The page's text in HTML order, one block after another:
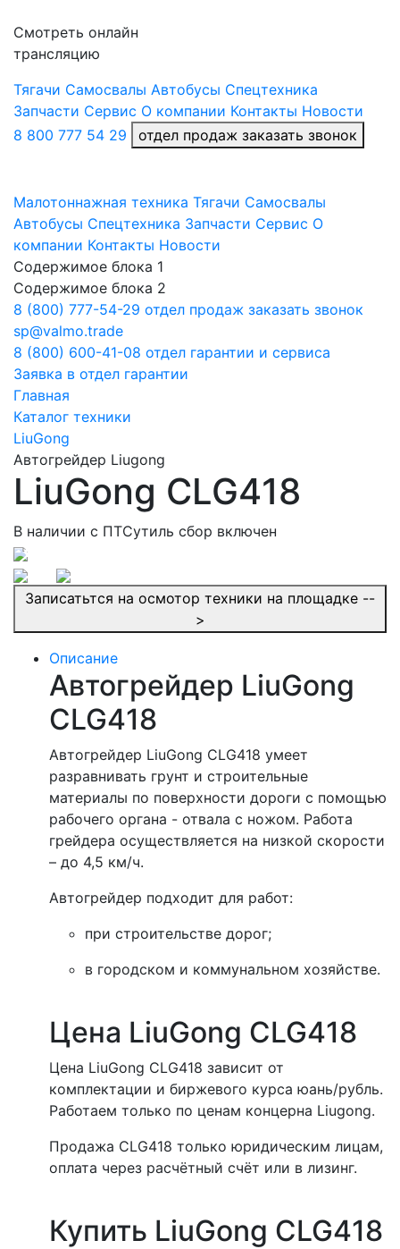
Смотреть онлайн
трансляцию
Тягачи Самосвалы Автобусы Спецтехника
Запчасти Сервис О компании Контакты Новости
8 800 777 54 29
отдел продаж заказать звонок
Малотоннажная техника Тягачи Самосвалы
Автобусы Спецтехника Запчасти Сервис О
компании Контакты Новости
Содержимое блока 1
Содержимое блока 2
8 (800) 777-54-29 отдел продаж заказать звонок
sp@valmo.trade
8 (800) 600-41-08 отдел гарантии и сервиса
Заявка в отдел гарантии
Главная
Каталог техники
LiuGong
Автогрейдер Liugong
LiuGong CLG418
В наличии c ПТСутиль сбор включен
Записатьтся на осмотор техники на площадке --
>
Описание
Автогрейдер LiuGong
CLG418
Автогрейдер LiuGong CLG418 умеет
разравнивать грунт и строительные
материалы по поверхности дороги с помощью
рабочего органа - отвала с ножом. Работа
грейдера осуществляется на низкой скорости
– до 4,5 км/ч.
Автогрейдер подходит для работ:
при строительстве дорог;
в городском и коммунальном хозяйстве.
Цена LiuGong CLG418
Цена LiuGong CLG418 зависит от
комплектации и биржевого курса юань/рубль.
Работаем только по ценам концерна Liugong.
Продажа CLG418 только юридическим лицам,
оплата через расчётный счёт или в лизинг.
Купить LiuGong CLG418